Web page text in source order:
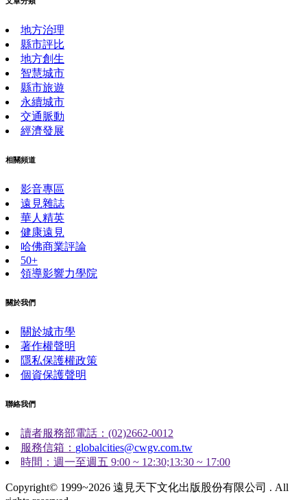
地方治理
縣市評比
地方創生
智慧城市
縣市旅遊
永續城市
交通脈動
經濟發展
相關頻道
影音專區
遠見雜誌
華人精英
健康遠見
哈佛商業評論
50+
領導影響力學院
關於我們
關於城市學
著作權聲明
隱私保護權政策
個資保護聲明
聯絡我們
讀者服務部電話：(02)2662-0012
服務信箱： globalcities@cwgv.com.tw
時間：週一至週五 9:00 ~ 12:30;13:30 ~ 17:00
Copyright© 1999~2026 遠見天下文化出版股份有限公司 . All